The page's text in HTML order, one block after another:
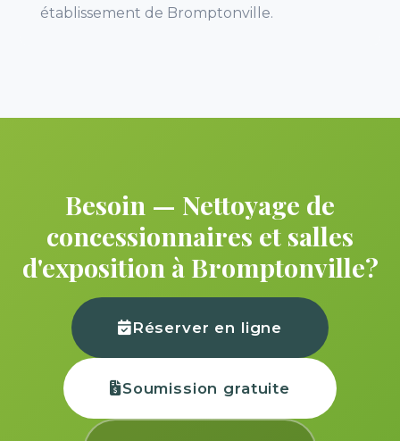
établissement de Bromptonville.
Besoin — Nettoyage de
concessionnaires et salles
d'exposition à Bromptonville?
Réserver en ligne
Soumission gratuite